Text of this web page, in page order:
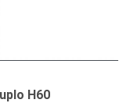
H60